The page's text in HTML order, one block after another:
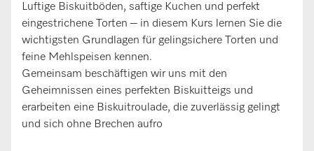
Luftige Biskuitböden, saftige Kuchen und perfekt
eingestrichene Torten – in diesem Kurs lernen Sie die
wichtigsten Grundlagen für gelingsichere Torten und
feine Mehlspeisen kennen.
Gemeinsam beschäftigen wir uns mit den
Geheimnissen eines perfekten Biskuitteigs und
erarbeiten eine Biskuitroulade, die zuverlässig gelingt
und sich ohne Brechen aufro